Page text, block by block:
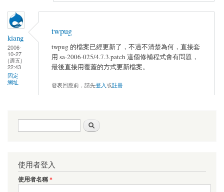
kiang
2006-
10-27
(週五)
22:43
固定
網址
twpug
twpug 的檔案已經更新了，不過不清楚為何，直接套
用 sa-2006-025/4.7.3.patch 這個修補程式會有問題，
最後直接用覆蓋的方式更新檔案。
發表回應前，請先登入或註冊
搜尋表單
使用者登入
使用者名稱*